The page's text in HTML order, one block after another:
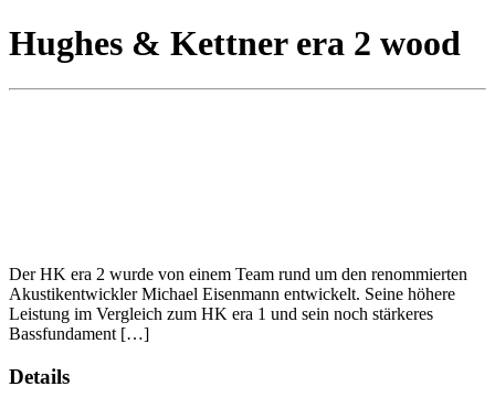
Hughes & Kettner era 2 wood
Der HK era 2 wurde von einem Team rund um den renommierten
Akustikentwickler Michael Eisenmann entwickelt. Seine höhere
Leistung im Vergleich zum HK era 1 und sein noch stärkeres
Bassfundament […]
Details